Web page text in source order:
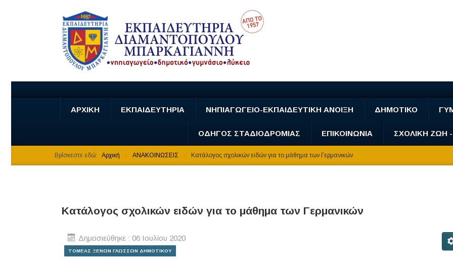
ΑΡΧΙΚΗ ΕΚΠΑΙΔΕΥΤΗΡΙΑ ΝΗΠΙΑΓΩΓΕΙΟ-ΕΚΠΑΙΔΕΥΤΙΚΗ ΑΝΟΙΞΗ ΔΗΜΟΤΙΚΟ
ΟΔΗΓΟΣ ΣΤΑΔΙΟΔΡΟΜΙΑΣ ΕΠΙΚΟΙΝΩΝΙΑ ΣΧΟΛΙΚΗ ΖΩΗ
Βρίσκεστε εδώ: Αρχική ΑΝΑΚΟΙΝΩΣΕΙΣ Κατάλογος σχολικών ειδών για το μάθημα των Γερμανικών
Κατάλογος σχολικών ειδών για το μάθημα των Γερμανικών
Δημοσιεύθηκε : 06 Ιουλίου 2020
ΤΟΜΕΑΣ ΞΕΝΩΝ ΓΛΩΣΣΩΝ ΔΗΜΟΤΙΚΟΥ